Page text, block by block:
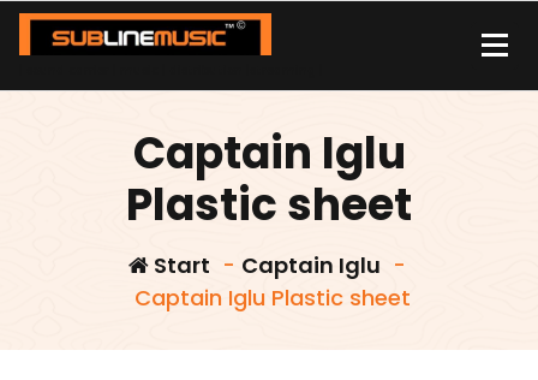
Zum
Inhalt
Captain Iglu
Plastic sheet
Start - Captain Iglu -
Captain Iglu Plastic sheet